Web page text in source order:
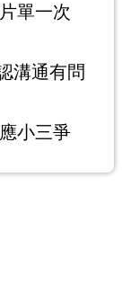
單一次
溝通有問
小三爭